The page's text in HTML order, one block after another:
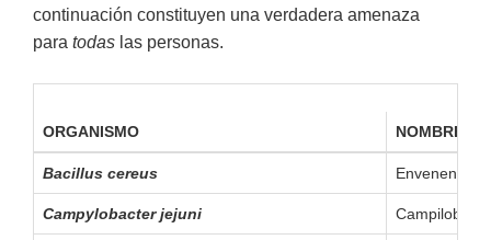
continuación constituyen una verdadera amenaza
para todas las personas.
ORGANISMO NOMBRE
Bacillus cereus
Campylobacter jejuni